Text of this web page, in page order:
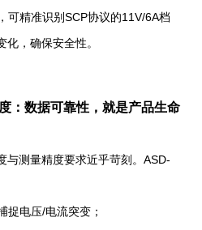
可精准识别SCP协议的11V/6A档
，确保安全性。
：数据可靠性，就是产品生命
与测量精度要求近乎苛刻。ASD-
捉电压/电流突变；